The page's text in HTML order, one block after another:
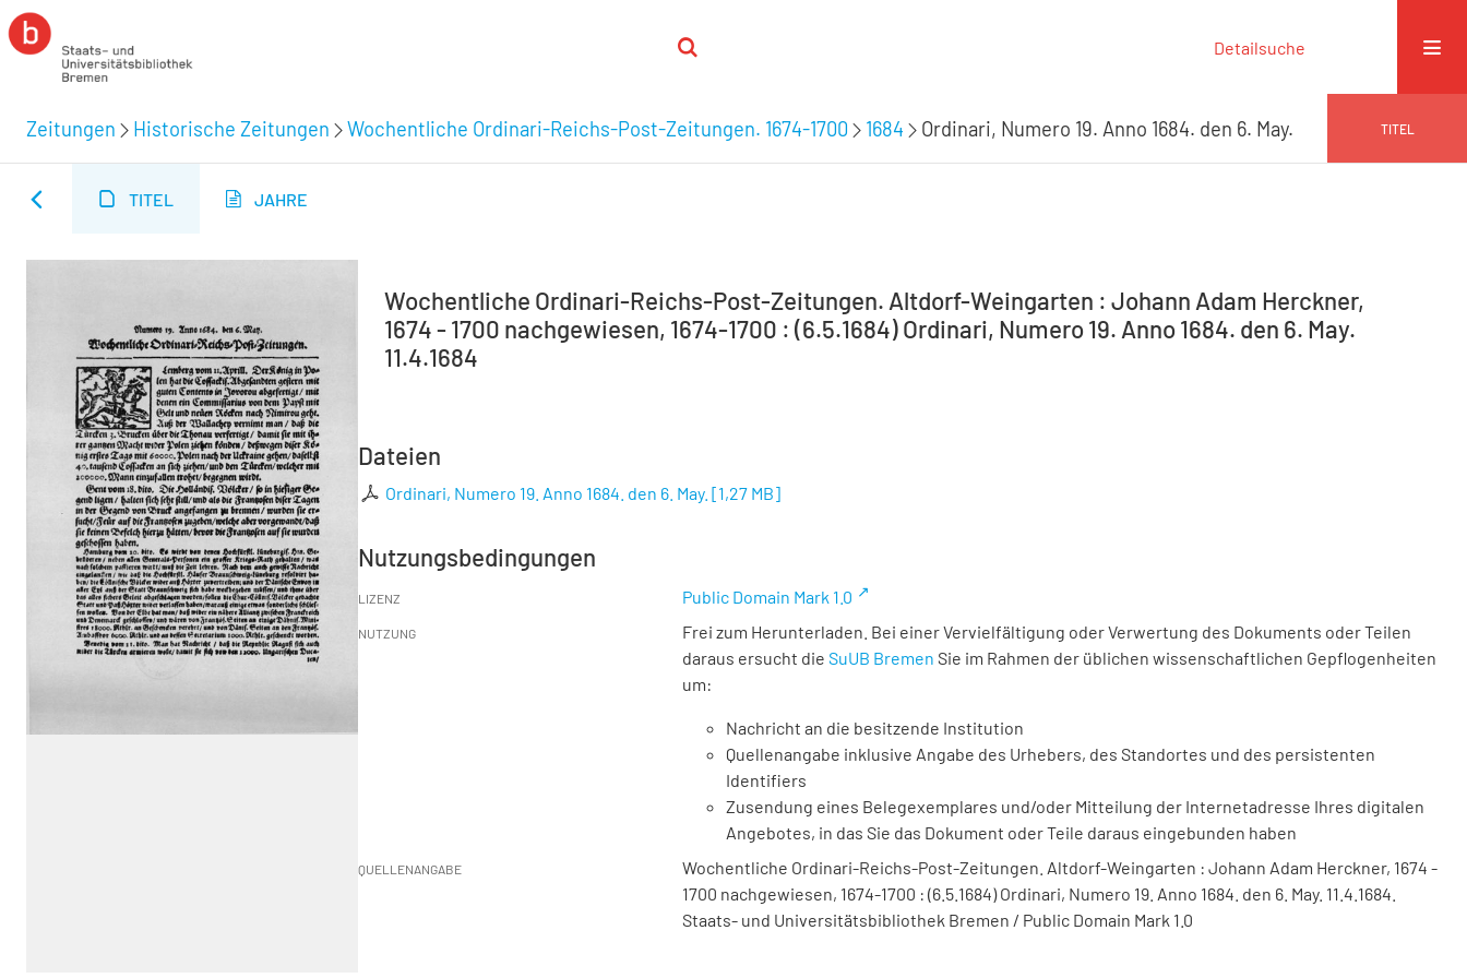
Detailsuche
Zeitungen Historische Zeitungen Wochentliche Ordinari-Reichs-Post-Zeitungen. 1674-1700 1684 Ordinari, Numero 19. Anno 1684. den 6. May. TITEL
TITEL JAHRE
Wochentliche Ordinari-Reichs-Post-Zeitungen. Altdorf-Weingarten : Johann Adam Herckner,
1674 - 1700 nachgewiesen, 1674-1700 : (6.5.1684) Ordinari, Numero 19. Anno 1684. den 6. May.
11.4.1684
Dateien
Ordinari, Numero 19. Anno 1684. den 6. May. [1,27 MB]
Nutzungsbedingungen
LIZENZ Public Domain Mark 1.0
NUTZUNG
Frei zum Herunterladen. Bei einer Vervielfältigung oder Verwertung des Dokuments oder Teilen
daraus ersucht die SuUB Bremen Sie im Rahmen der üblichen wissenschaftlichen Gepflogenheiten
um:
Nachricht an die besitzende Institution
Quellenangabe inklusive Angabe des Urhebers, des Standortes und des persistenten
Identifiers
Zusendung eines Belegexemplares und/oder Mitteilung der Internetadresse Ihres digitalen
Angebotes, in das Sie das Dokument oder Teile daraus eingebunden haben
QUELLENANGABE
Wochentliche Ordinari-Reichs-Post-Zeitungen. Altdorf-Weingarten : Johann Adam Herckner, 1674 -
1700 nachgewiesen, 1674-1700 : (6.5.1684) Ordinari, Numero 19. Anno 1684. den 6. May. 11.4.1684.
Staats- und Universitätsbibliothek Bremen / Public Domain Mark 1.0